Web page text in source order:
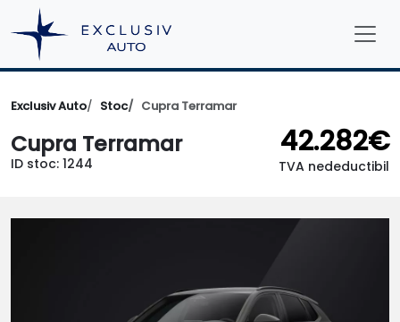
Exclusiv Auto Stoc Cupra Terramar
Cupra Terramar
ID stoc: 1244
42.282€
TVA nedeductibil